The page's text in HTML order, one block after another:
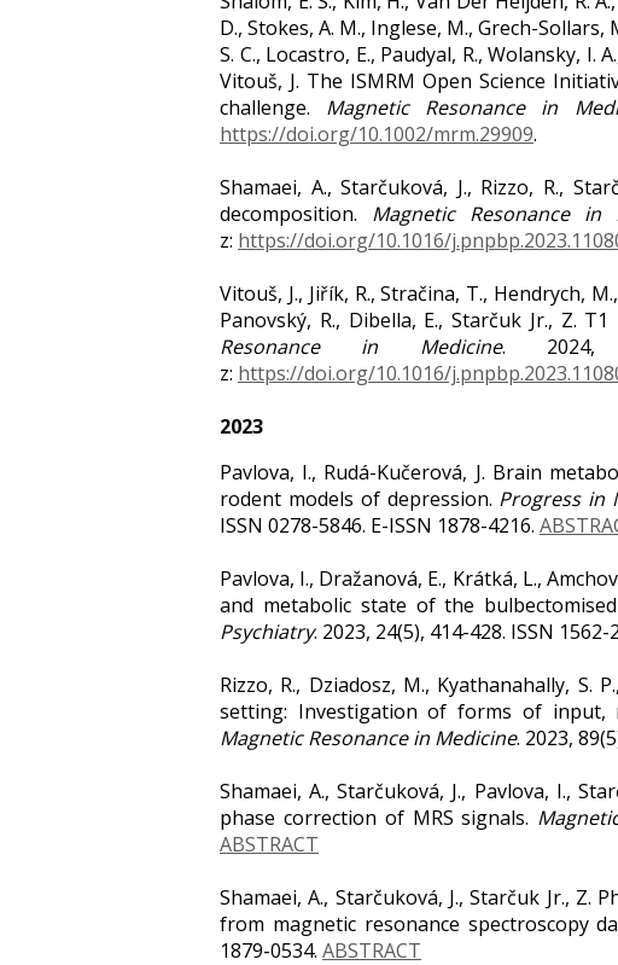
D., Stokes, A. M., Inglese, M., Grech-Sollars,
S. C., Locastro, E., Paudyal, R., Wolansky, I.
Vitouš, J. The ISMRM Open Science
challenge. Magnetic Resonance in
https://doi.org/10.1002/mrm.29909.
Shamaei, A., Starčuková, J., Rizzo, R.,
decomposition. Magnetic Resonance in
z: https://doi.org/10.1016/
Vitouš, J., Jiřík, R., Stračina, T., Hendrych,
Panovský, R., Dibella, E., Starčuk Jr., Z.
Resonance in Medicine. 2024,
z: https://doi.org/10.1016/
2023
Pavlova, I., Rudá-Kučerová, J. Brain
rodent models of depression. Progress in
ISSN 0278-5846. E-ISSN 1878-4216.
Pavlova, I., Dražanová, E., Krátká, L.,
and metabolic state of the
Psychiatry. 2023, 24(5), 414-428. ISSN 1562-
Rizzo, R., Dziadosz, M., Kyathanahally,
setting: Investigation of forms of input,
Magnetic Resonance in Medicine. 2023,
Shamaei, A., Starčuková, J., Pavlova, I.,
phase correction of MRS signals.
ABSTRACT
Shamaei, A., Starčuková, J., Starčuk Jr.,
from magnetic resonance spectroscopy
1879-0534. ABSTRACT